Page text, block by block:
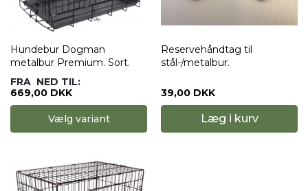
Hundebur Dogman
metalbur Premium. Sort.
FRA NED TIL:
669,00 DKK
Vælg variant
Reservehåndtag til
stål-/metalbur.
39,00 DKK
Læg i kurv